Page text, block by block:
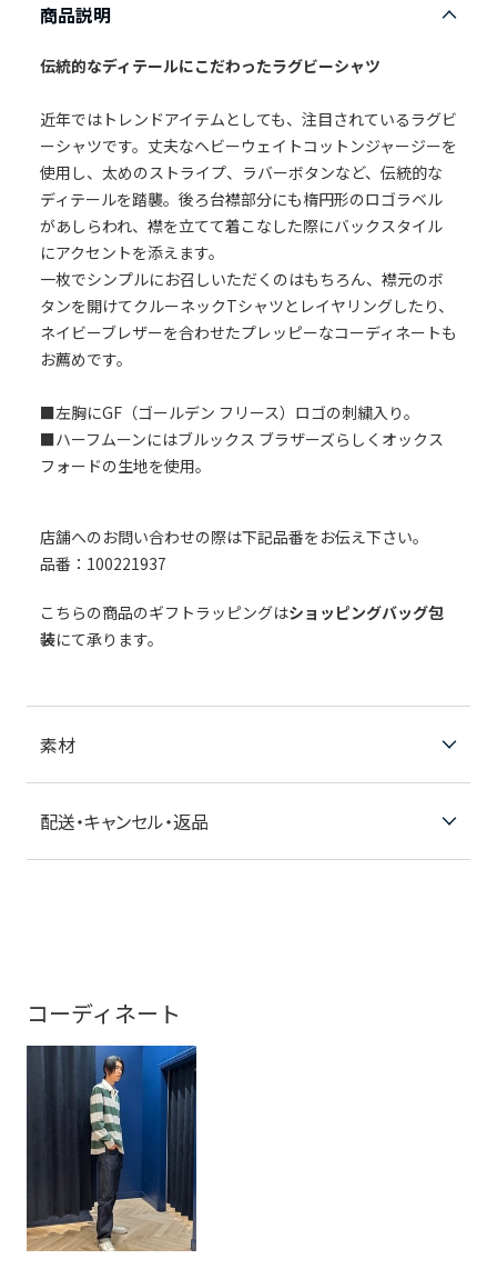
商品説明
伝統的なディテールにこだわったラグビーシャツ
近年ではトレンドアイテムとしても、注目されているラグビ
ーシャツです。丈夫なヘビーウェイトコットンジャージーを
使用し、太めのストライプ、ラバーボタンなど、伝統的な
ディテールを踏襲。後ろ台襟部分にも楕円形のロゴラベル
があしらわれ、襟を立てて着こなした際にバックスタイル
にアクセントを添えます。
一枚でシンプルにお召しいただくのはもちろん、襟元のボ
タンを開けてクルーネックTシャツとレイヤリングしたり、
ネイビーブレザーを合わせたプレッピーなコーディネートも
お薦めです。
■左胸にGF（ゴールデン フリース）ロゴの刺繍入り。
■ハーフムーンにはブルックス ブラザーズらしくオックス
フォードの生地を使用。
店舗へのお問い合わせの際は下記品番をお伝え下さい。
品番：100221937
こちらの商品のギフトラッピングはショッピングバッグ包
装にて承ります。
素材
配送・キャンセル・返品
コーディネート